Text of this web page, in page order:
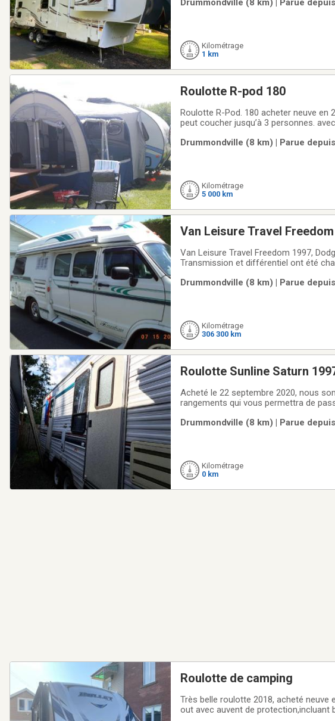
central au propane1 air climatisé
Drummondville (8 km) | Parue
Kilométrage
1 km
Roulotte R-pod 180
Roulotte R-Pod. 180 acheter neuve en 2018 à vendre. Fabriquée par Forest River est idéale pour un couple et
peut coucher jusqu’à 3 personnes.
de pole électrique, essieu
Drummondville (8 km) | Parue
Kilométrage
5 000 km
Van Leisure Travel Freedom
Van Leisure Travel Freedom 1997, Dodge
Transmission et différentiel ont été changés il y a quelques
Drummondville (8 km) | Parue
Kilométrage
306 300 km
Roulotte Sunline Saturn
Acheté le 22 septembre 2020, nous
rangements qui vous permettra de
chauffage. La photo 2 c'est la partie
Drummondville (8 km) | Parue
Kilométrage
0 km
Roulotte de camping
Très belle roulotte 2018, acheté neuve
out avec auvent de protection,incluant